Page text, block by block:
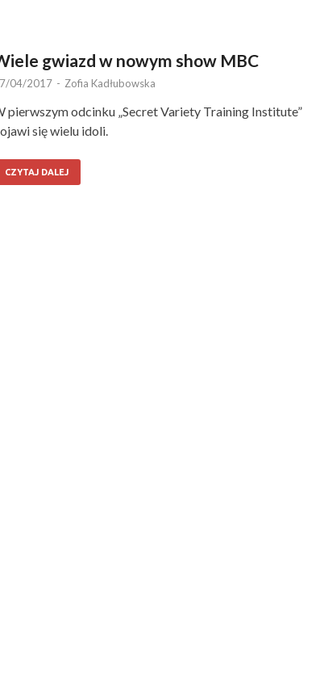
gwiazd w nowym show MBC
04/2017 - Zofia Kadłubowska
pierwszym odcinku „Secret Variety Training Institute”
się wielu idoli.
CZYTAJ DALEJ